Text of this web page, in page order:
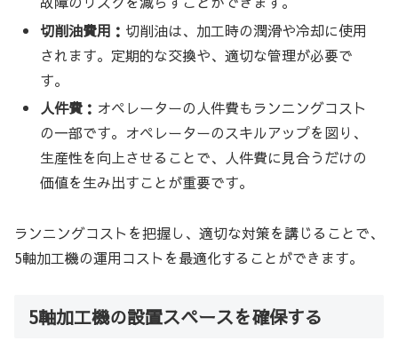
切削油費用： 切削油は、加工時の潤滑や冷却に使用
されます。定期的な交換や、適切な管理が必要で
す。
人件費： オペレーターの人件費もランニングコスト
の一部です。オペレーターのスキルアップを図り、
生産性を向上させることで、人件費に見合うだけの
価値を生み出すことが重要です。
ランニングコストを把握し、適切な対策を講じることで、
5軸加工機の運用コストを最適化することができます。
5軸加工機の設置スペースを確保する